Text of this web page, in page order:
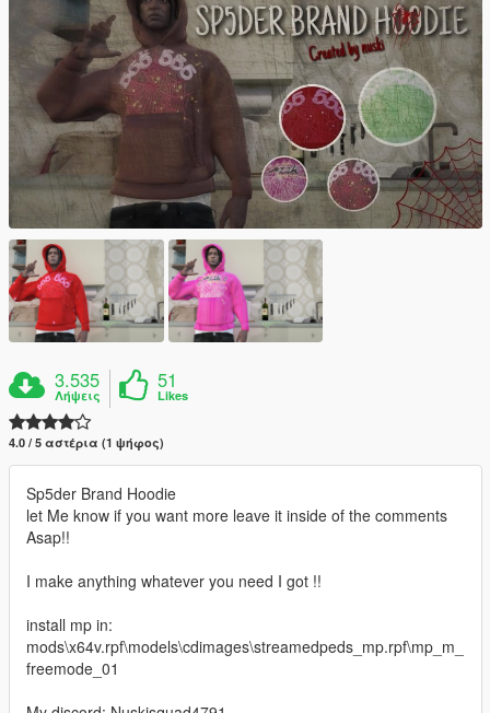
3.535
Λήψεις
51
Likes
4.0 / 5 αστέρια (1 ψήφος)
Sp5der Brand Hoodie
let Me know if you want more leave it inside of the comments
Asap!!
I make anything whatever you need I got !!
install mp in:
mods\x64v.rpf\models\cdimages\streamedpeds_mp.rpf\mp_m_
freemode_01